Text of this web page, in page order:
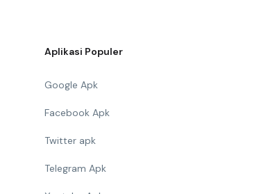
Aplikasi Populer
Google Apk
Facebook Apk
Twitter apk
Telegram Apk